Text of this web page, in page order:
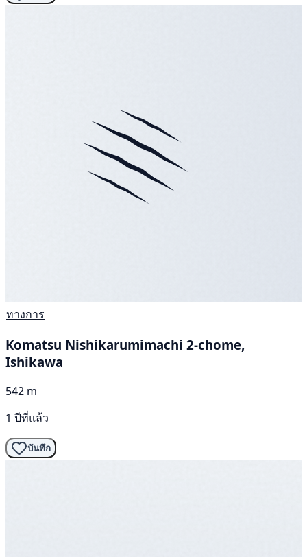
ทางการ
Komatsu Nishikarumimachi 2-chome,
Ishikawa
542 m
1 ปีที่แล้ว
บันทึก